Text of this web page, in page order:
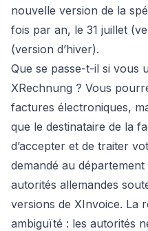
nouvelle version de la
fois par an, le 31 juillet
(version d’hiver).
Que se passe-t-il si vous
XRechnung ? Vous
factures électroniques,
que le destinataire de la
d’accepter et de traiter
demandé au
autorités allemandes
versions de XInvoice. La
ambiguïté : les autorités